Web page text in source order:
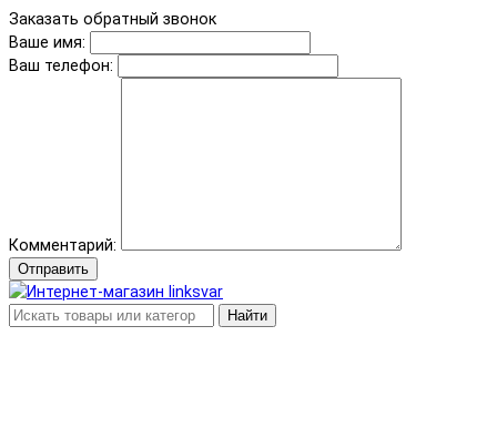
Заказать обратный звонок
Ваше имя:
Ваш телефон:
Комментарий:
Отправить
Найти